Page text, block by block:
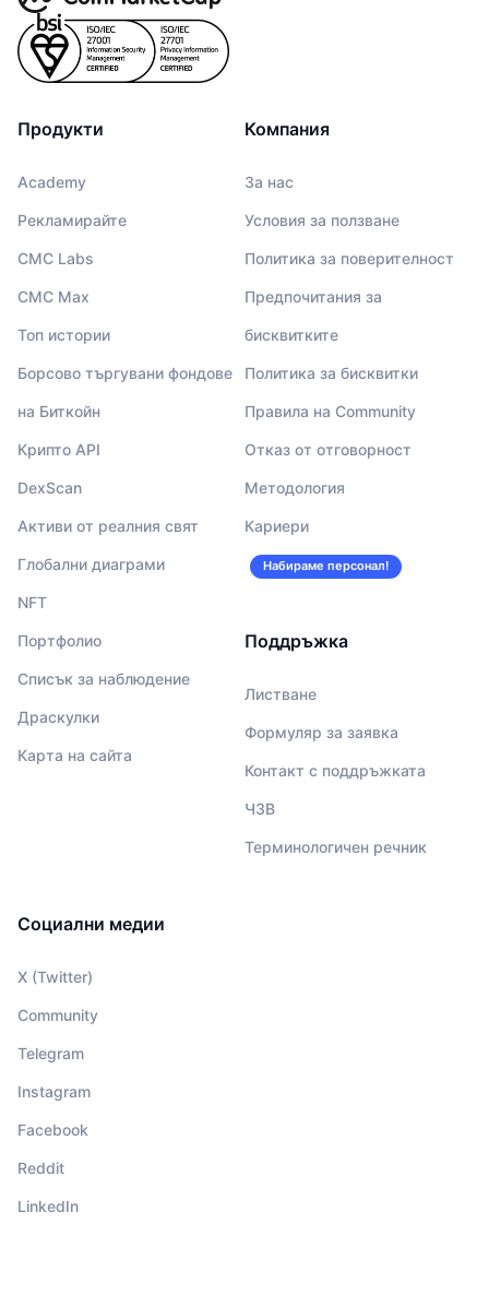
Продукти
Academy
Рекламирайте
CMC Labs
CMC Max
Топ истории
Борсово търгувани фондове
на Биткойн
Крипто API
DexScan
Активи от реалния свят
Глобални диаграми
NFT
Портфолио
Списък за наблюдение
Драскулки
Карта на сайта
Компания
За нас
Условия за ползване
Политика за поверителност
Предпочитания за
бисквитките
Политика за бисквитки
Правила на Community
Отказ от отговорност
Методология
Кариери
Набираме персонал!
Поддръжка
Листване
Формуляр за заявка
Контакт с поддръжката
ЧЗВ
Терминологичен речник
Социални медии
X (Twitter)
Community
Telegram
Instagram
Facebook
Reddit
LinkedIn